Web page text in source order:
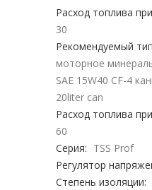
Расход топлива
30
Рекомендуемый
моторное
SAE 15W40 CF-4
20liter can
Расход топлива
60
Серия: TSS Prof
Регулятор
Степень изоляции: